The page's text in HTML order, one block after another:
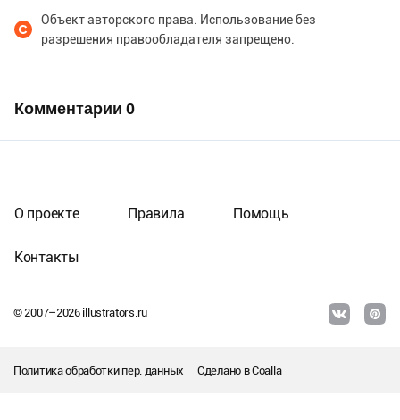
Объект авторского права. Использование без
разрешения правообладателя запрещено.
Комментарии 0
© 2007–2026illustrators.ru
О проекте Правила Помощь
Контакты
Политика обработки пер. данных Сделано вCoalla